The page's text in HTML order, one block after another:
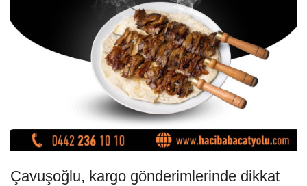
Çavuşoğlu, kargo gönderimlerinde dikkat